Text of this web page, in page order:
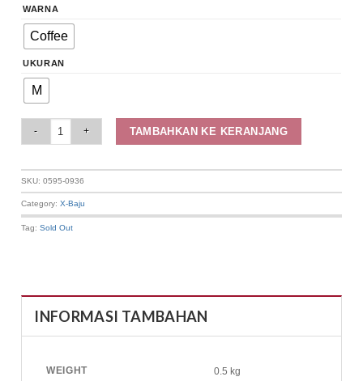
WARNA
Coffee
UKURAN
M
TAMBAHKAN KE KERANJANG
SKU:0595-0936
Category:X-Baju
Tag:Sold Out
INFORMASI TAMBAHAN
WEIGHT 0.5 kg